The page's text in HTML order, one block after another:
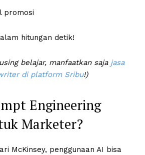
promosi
hitungan detik!
belajar, manfaatkan saja jasa
di platform Sribu!)
Engineering
Marketer?
McKinsey, penggunaan AI bisa